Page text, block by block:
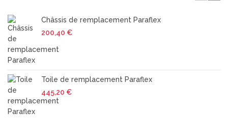
Châssis de remplacement Paraflex
200,40 €
Toile de remplacement Paraflex
445,20 €